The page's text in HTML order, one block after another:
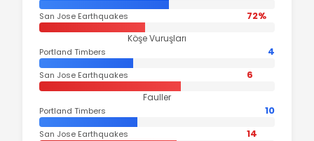
San Jose Earthquakes 72%
Köşe Vuruşları
Portland Timbers 4
San Jose Earthquakes 6
Fauller
Portland Timbers 10
San Jose Earthquakes 14